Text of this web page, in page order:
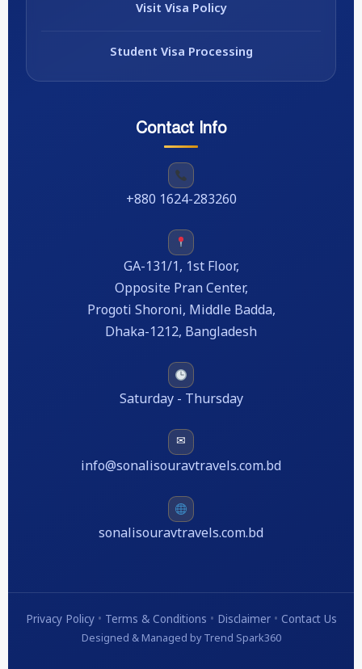
Visit Visa Policy
Student Visa Processing
Contact Info
+880 1624-283260
GA-131/1, 1st Floor,
Opposite Pran Center,
Progoti Shoroni, Middle Badda,
Dhaka-1212, Bangladesh
Saturday - Thursday
✉
info@sonalisouravtravels.com.bd
sonalisouravtravels.com.bd
Privacy Policy • Terms & Conditions • Disclaimer • Contact Us
Designed & Managed by Trend Spark360